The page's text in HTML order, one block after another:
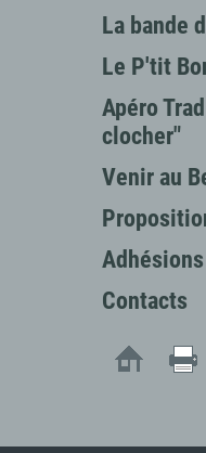
La bande
Le P'tit
Apéro
clocher"
Venir au
Contacts